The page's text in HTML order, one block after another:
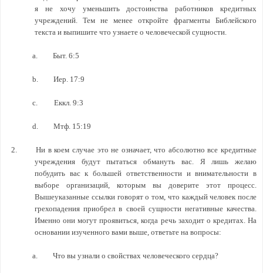
я не хочу уменьшить достоинства работников кредитных
учреждений. Тем не менее откройте фрагменты Библейского
текста и выпишите что узнаете о человеческой сущности.
a. Быт. 6:5
b. Иер. 17:9
c. Еккл. 9:3
d. Мтф. 15:19
2.
Ни в коем случае это не означает, что абсолютно все кредитные
учреждения будут пытаться обмануть вас. Я лишь желаю
побудить вас к большей ответственности и внимательности в
выборе организаций, которым вы доверите этот процесс.
Вышеуказанные ссылки говорят о том, что каждый человек после
грехопадения приобрел в своей сущности негативные качества.
Именно они могут проявиться, когда речь заходит о кредитах. На
основании изученного вами выше, ответьте на вопросы:
a. Что вы узнали о свойствах человеческого сердца?